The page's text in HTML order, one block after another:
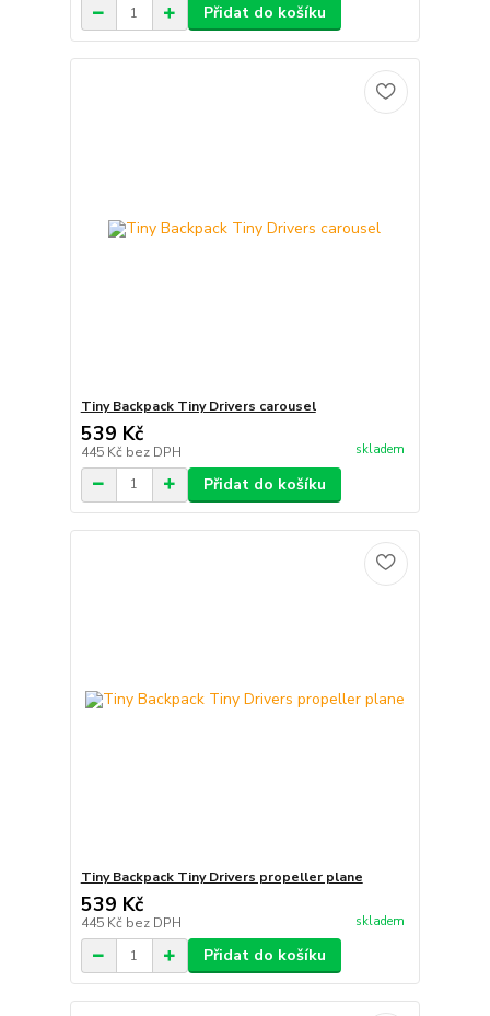
Přidat do košíku
Tiny Backpack Tiny Drivers carousel
539 Kč
445 Kč bez DPH skladem
Přidat do košíku
Tiny Backpack Tiny Drivers propeller plane
539 Kč
445 Kč bez DPH skladem
Přidat do košíku